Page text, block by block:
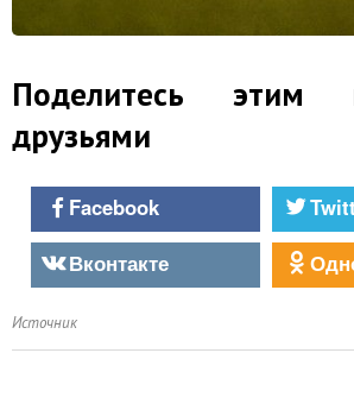
Поделитесь этим
друзьями
Facebook
Вконтакте
Источник